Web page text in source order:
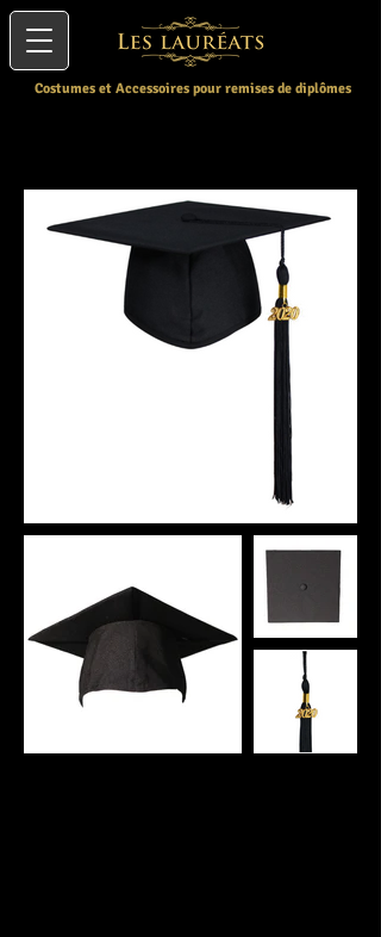
Costumes et Accessoires pour remises de diplômes